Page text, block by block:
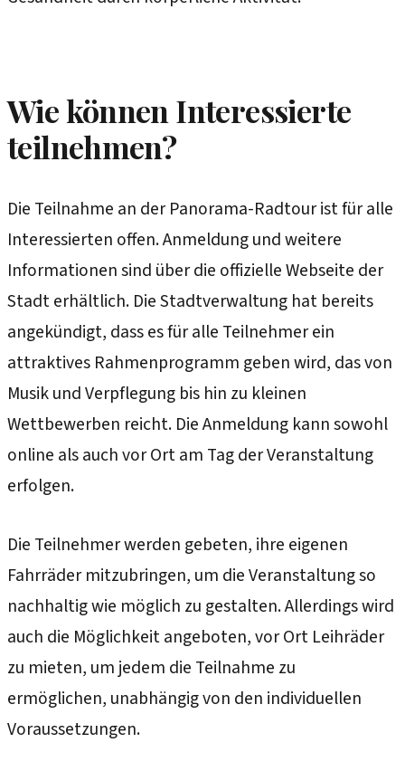
Wie können Interessierte
teilnehmen?
Die Teilnahme an der Panorama-Radtour ist für alle
Interessierten offen. Anmeldung und weitere
Informationen sind über die offizielle Webseite der
Stadt erhältlich. Die Stadtverwaltung hat bereits
angekündigt, dass es für alle Teilnehmer ein
attraktives Rahmenprogramm geben wird, das von
Musik und Verpflegung bis hin zu kleinen
Wettbewerben reicht. Die Anmeldung kann sowohl
online als auch vor Ort am Tag der Veranstaltung
erfolgen.
Die Teilnehmer werden gebeten, ihre eigenen
Fahrräder mitzubringen, um die Veranstaltung so
nachhaltig wie möglich zu gestalten. Allerdings wird
auch die Möglichkeit angeboten, vor Ort Leihräder
zu mieten, um jedem die Teilnahme zu
ermöglichen, unabhängig von den individuellen
Voraussetzungen.